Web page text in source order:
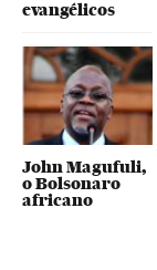
evangélicos
John Magufuli,
o Bolsonaro
africano